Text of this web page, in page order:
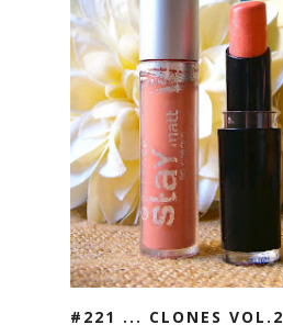
#221 ... CLONES VOL.2